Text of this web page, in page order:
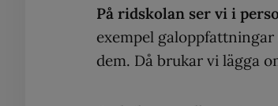
På ridskolan ser vi i
exempel
dem. Då brukar vi lägga